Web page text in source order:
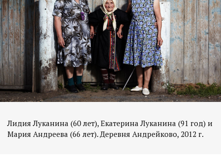
Лидия Луканина (60 лет), Екатерина Луканина (91 год) и
Мария Андреева (66 лет). Деревня Андрейково, 2012 г.